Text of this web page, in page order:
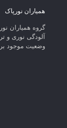
همیاران نورپاک
گروه همیاران
آلودگی نوری و
وضعیت موجود